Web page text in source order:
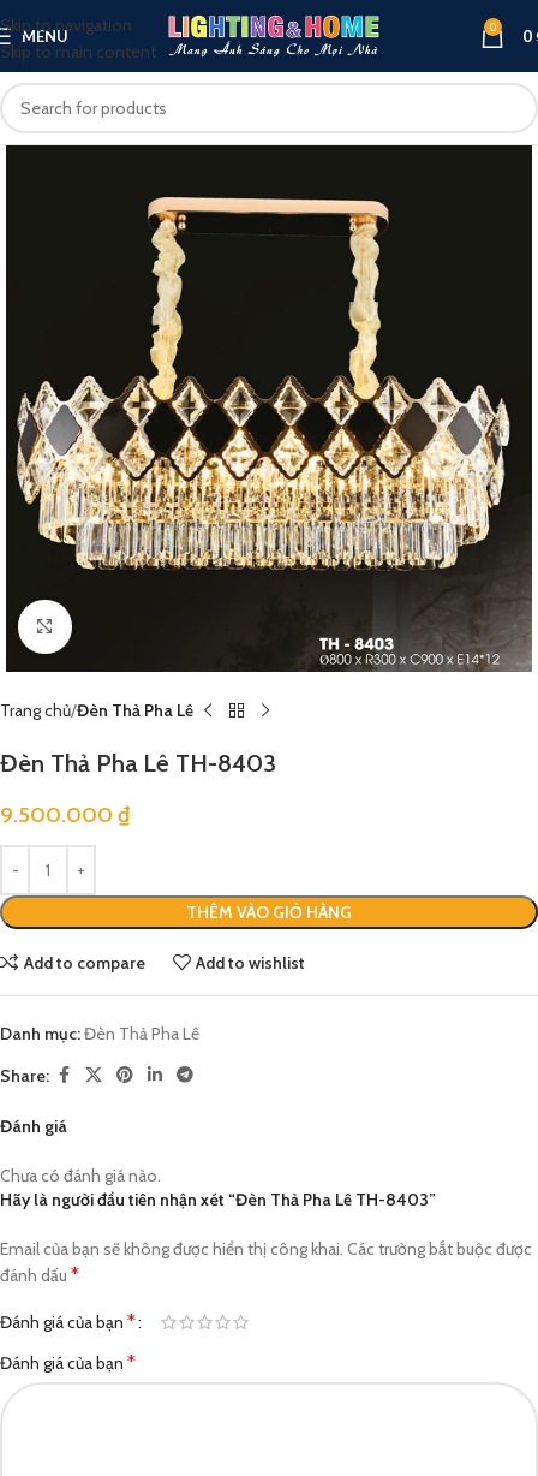
Skip to navigation
Skip to main content
MENU 0 0
Click to enlarge
Trang chủ Đèn Thả Pha Lê
Đèn Thả Pha Lê TH-8403
9.500.000 ₫
THÊM VÀO GIỎ HÀNG
Add to compare Add to wishlist
Danh mục:Đèn Thả Pha Lê
Share:
Đánh giá
Chưa có đánh giá nào.
Hãy là người đầu tiên nhận xét “Đèn Thả Pha Lê TH-8403”
Email của bạn sẽ không được hiển thị công khai. Các trường bắt buộc được
đánh dấu *
Đánh giá của bạn *
Đánh giá của bạn *